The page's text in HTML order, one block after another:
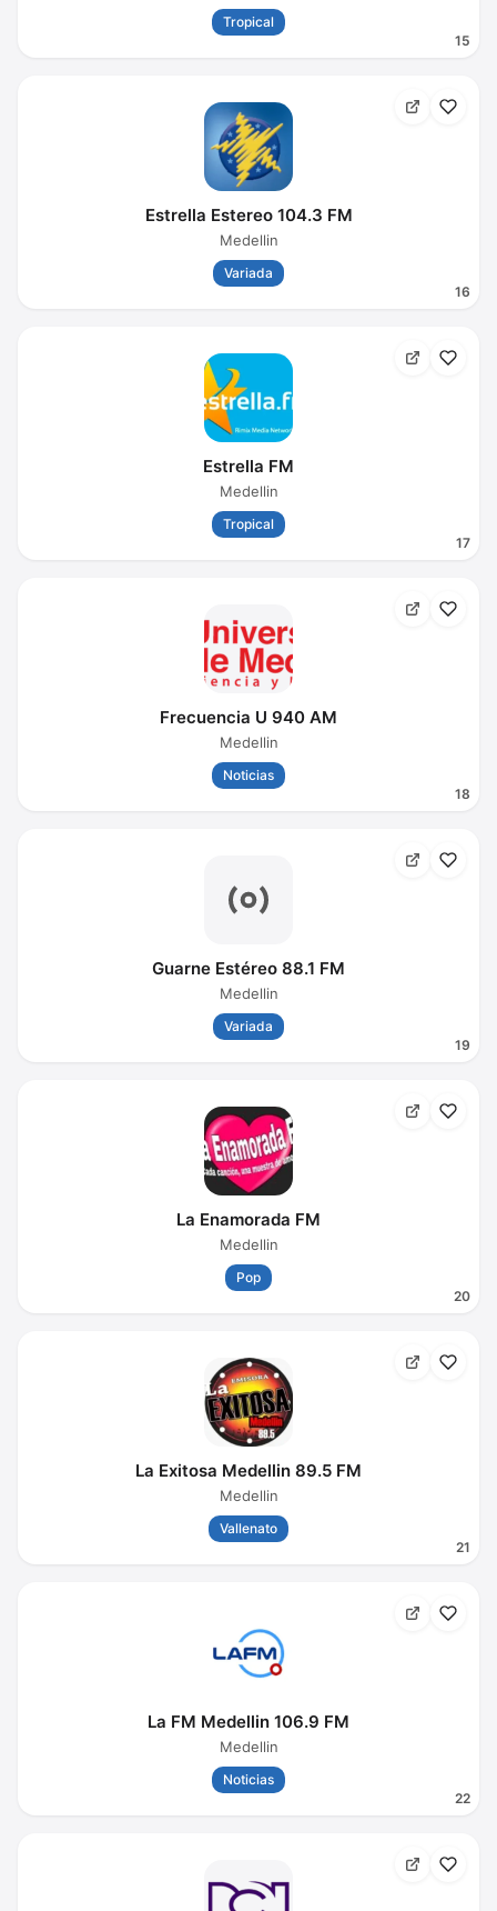
15
Tropical
16
Estrella Estereo 104.3 FM
Medellin
Variada
17
Estrella FM
Medellin
Tropical
18
Frecuencia U 940 AM
Medellin
Noticias
19
Guarne Estéreo 88.1 FM
Medellin
Variada
20
La Enamorada FM
Medellin
Pop
21
La Exitosa Medellin 89.5 FM
Medellin
Vallenato
22
La FM Medellin 106.9 FM
Medellin
Noticias